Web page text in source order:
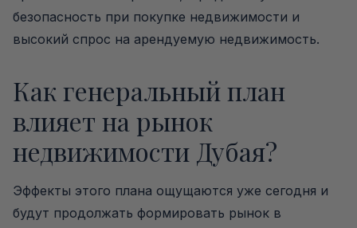
безопасность при покупке недвижимости и
высокий спрос на арендуемую недвижимость.
Как генеральный план
влияет на рынок
недвижимости Дубая?
Эффекты этого плана ощущаются уже сегодня и
будут продолжать формировать рынок в